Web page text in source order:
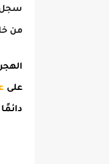
سجل
من
على